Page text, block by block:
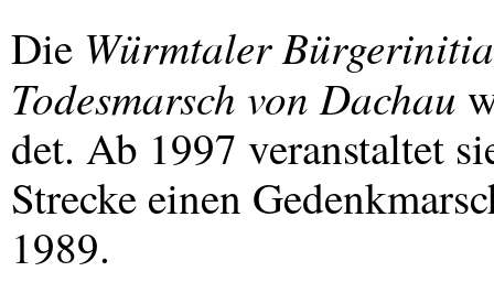
Die Würmtaler
Todesmarsch von Dachau
det. Ab 1997 veranstaltet
Strecke einen
1989.